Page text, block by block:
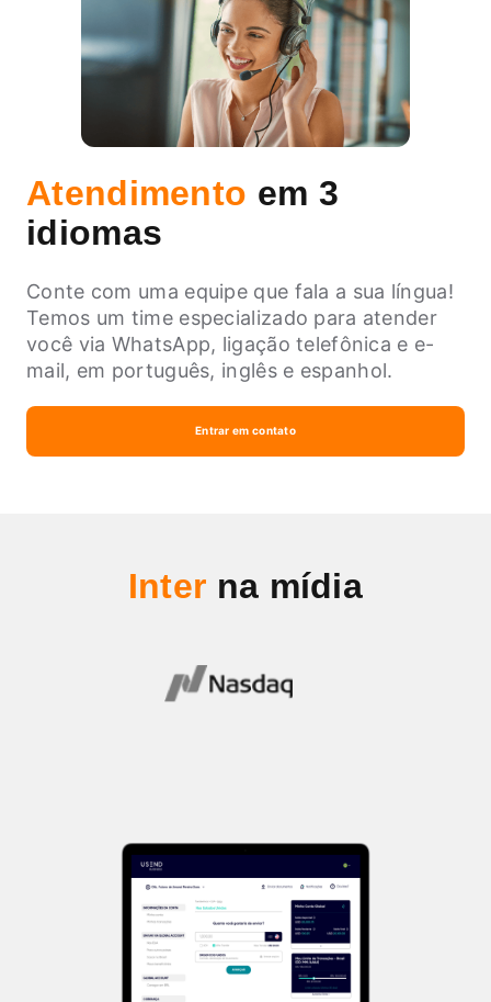
Atendimento em 3
idiomas
Conte com uma equipe que fala a sua língua!
Temos um time especializado para atender
você via WhatsApp, ligação telefônica e e-
mail, em português, inglês e espanhol.
Entrar em contato
Inter na mídia